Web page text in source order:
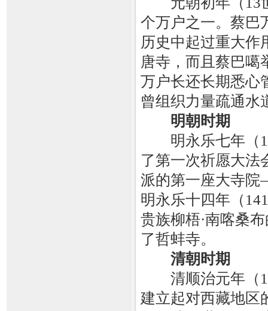
个万户之一。蔡巴
历史中起过重大作
唐寺，而且蔡巴噶
万户长还长期悉心
曾组织力量疏通水
明朝时期
明永乐七年（
了第一次祈愿大法
派的第一座大寺
明永乐十四年（
贵族柳梧·南喀桑
了哲蚌寺。
清朝时期
清顺治元年（
建立起对西藏地区